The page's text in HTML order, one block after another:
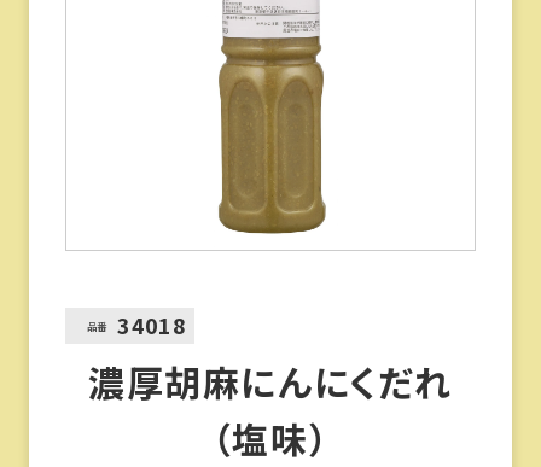
品番 34018
濃厚胡麻にんにくだれ
（塩味）